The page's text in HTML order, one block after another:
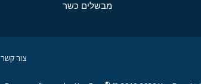
מבשלים כשר
צור קשר